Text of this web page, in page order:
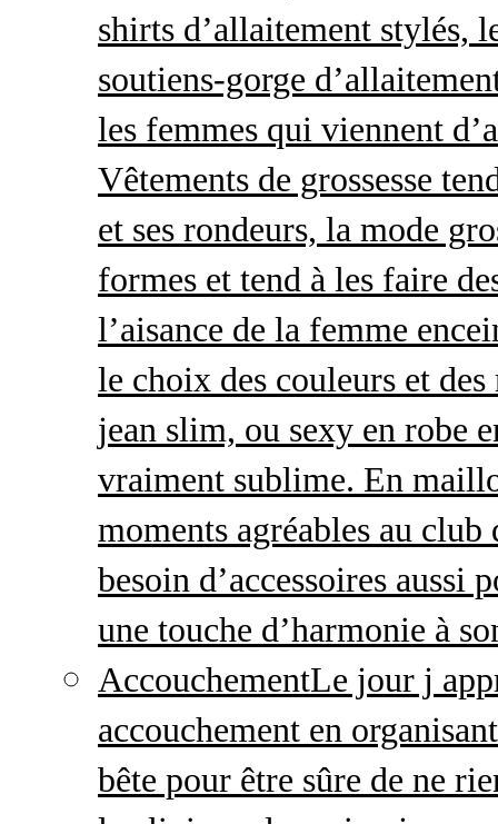
shirts d’allaitement stylés,
soutiens-gorge
les femmes qui viennent
Vêtements de grossesse
et ses rondeurs, la mode
formes et tend à les faire
l’aisance de la femme
le choix des couleurs et
jean slim, ou sexy en robe
vraiment sublime. En
moments agréables au
besoin d’accessoires aussi
une touche d’harmonie à
AccouchementLe jour j
accouchement en
bête pour être sûre de ne